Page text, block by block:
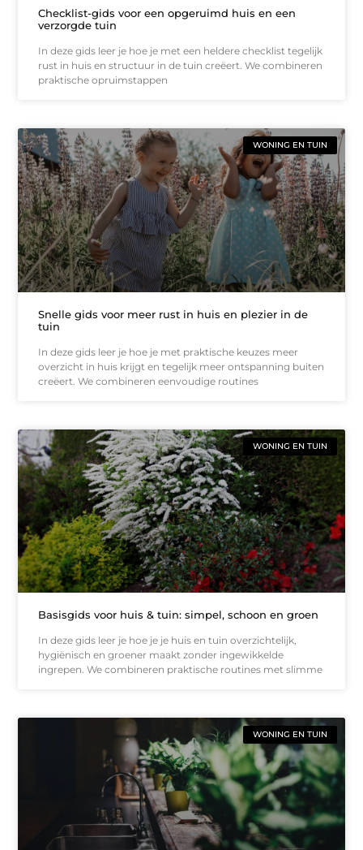
Checklist-gids voor een opgeruimd huis en een
verzorgde tuin
In deze gids leer je hoe je met een heldere checklist tegelijk
rust in huis en structuur in de tuin creëert. We combineren
praktische opruimstappen
WONING EN TUIN
Snelle gids voor meer rust in huis en plezier in de
tuin
In deze gids leer je hoe je met praktische keuzes meer
overzicht in huis krijgt en tegelijk meer ontspanning buiten
creëert. We combineren eenvoudige routines
WONING EN TUIN
Basisgids voor huis & tuin: simpel, schoon en groen
In deze gids leer je hoe je je huis en tuin overzichtelijk,
hygiënisch en groener maakt zonder ingewikkelde
ingrepen. We combineren praktische routines met slimme
WONING EN TUIN